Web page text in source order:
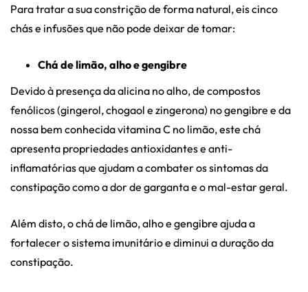
Para tratar a sua constrição de forma natural, eis cinco
chás e infusões que não pode deixar de tomar:
Chá de limão, alho e gengibre
Devido à presença da alicina no alho, de compostos
fenólicos (gingerol, chogaol e zingerona) no gengibre e da
nossa bem conhecida vitamina C no limão, este chá
apresenta propriedades antioxidantes e anti-
inflamatórias que ajudam a combater os sintomas da
constipação como a dor de garganta e o mal-estar geral.
Além disto, o chá de limão, alho e gengibre ajuda a
fortalecer o sistema imunitário e diminui a duração da
constipação.